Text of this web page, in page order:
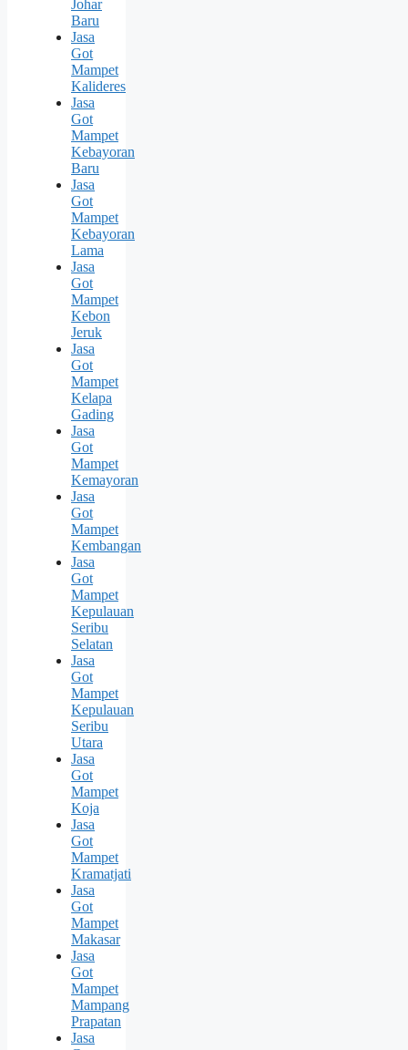
Johar
Baru
Jasa
Got
Mampet
Kalideres
Jasa
Got
Mampet
Kebayoran
Baru
Jasa
Got
Mampet
Kebayoran
Lama
Jasa
Got
Mampet
Kebon
Jeruk
Jasa
Got
Mampet
Kelapa
Gading
Jasa
Got
Mampet
Kemayoran
Jasa
Got
Mampet
Kembangan
Jasa
Got
Mampet
Kepulauan
Seribu
Selatan
Jasa
Got
Mampet
Kepulauan
Seribu
Utara
Jasa
Got
Mampet
Koja
Jasa
Got
Mampet
Kramatjati
Jasa
Got
Mampet
Makasar
Jasa
Got
Mampet
Mampang
Prapatan
Jasa